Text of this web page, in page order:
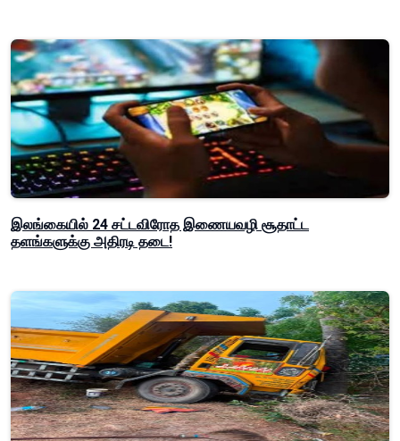
இலங்கையில் 24 சட்டவிரோத இணையவழி சூதாட்ட
தளங்களுக்கு அதிரடி தடை!